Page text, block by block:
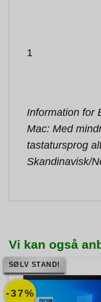
1
Information for
Mac: Med
tastatursprog
Skandinavisk/
Vi kan også
-37%
SØLV STAND!